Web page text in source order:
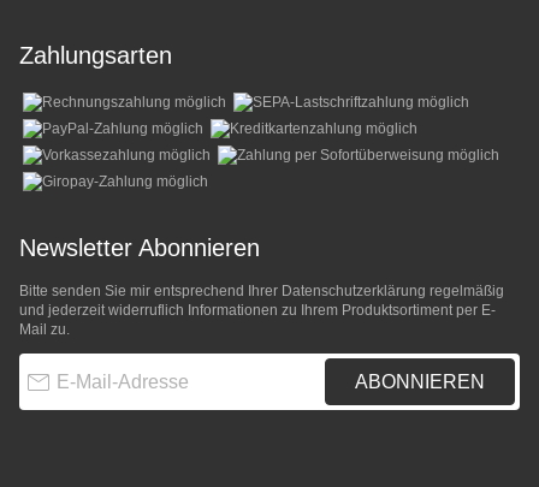
Zahlungsarten
Newsletter Abonnieren
Bitte senden Sie mir entsprechend Ihrer Datenschutzerklärung regelmäßig
und jederzeit widerruflich Informationen zu Ihrem Produktsortiment per E-
Mail zu.
ABONNIEREN